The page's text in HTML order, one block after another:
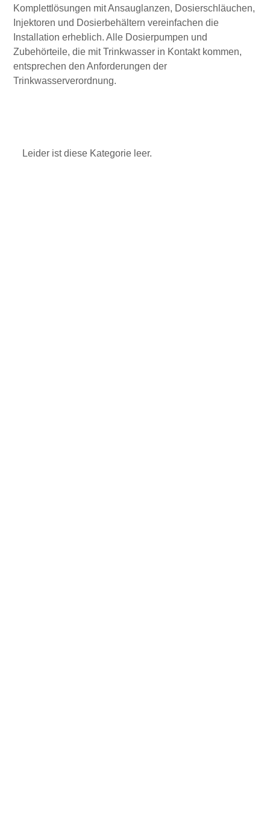
Komplettlösungen mit Ansauglanzen, Dosierschläuchen,
Injektoren und Dosierbehältern vereinfachen die
Installation erheblich. Alle Dosierpumpen und
Zubehörteile, die mit Trinkwasser in Kontakt kommen,
entsprechen den Anforderungen der
Trinkwasserverordnung.
Leider ist diese Kategorie leer.